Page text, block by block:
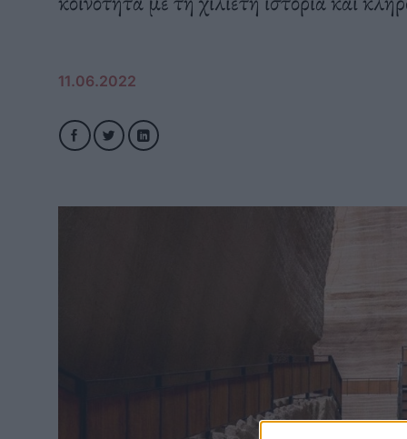
11.06.2022